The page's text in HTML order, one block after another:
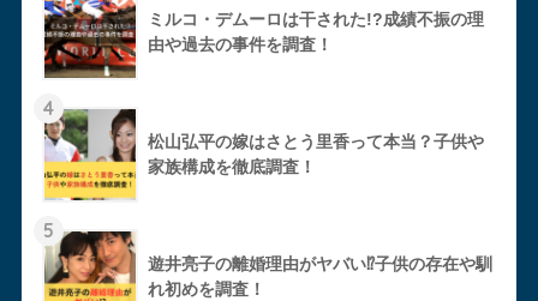
ミルコ・デムーロは干された!?成績不振の理
由や過去の事件を調査！
4
松山弘平の嫁はさとう里香って本当？子供や
家族構成を徹底調査！
5
遊井亮子の離婚理由がヤバい⁉︎子供の存在や馴
れ初めを調査！